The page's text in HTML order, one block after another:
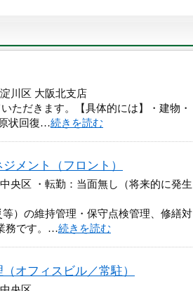
川区 大阪北支店
ただきます。【具体的には】・建物・
状回復…続きを読む
メント（フロント）
区 ・転勤：当面無し（将来的に発生
）の維持管理・保守点検管理、修繕対
務です。…続きを読む
オフィスビル／常駐）